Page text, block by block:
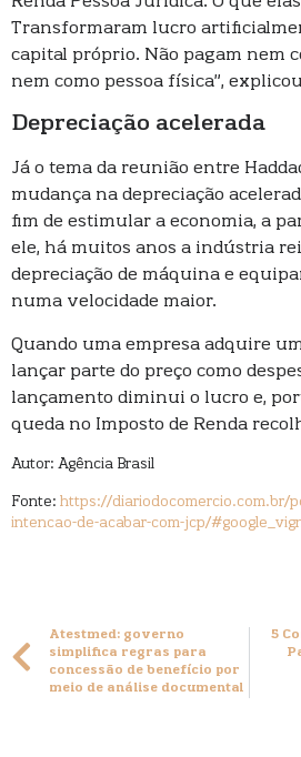
Transformaram lucro
capital próprio. Não pagam nem
nem como pessoa física”,
Depreciação acelerada
Já o tema da reunião entre
mudança na depreciação
fim de estimular a economia, a
ele, há muitos anos a indústria
depreciação de máquina e
numa velocidade maior.
Quando uma empresa adquire
lançar parte do preço como
lançamento diminui o lucro e,
queda no Imposto de Renda
Autor: Agência Brasil
Fonte: https://diariodocomercio.com.br/
intencao-de-acabar-com-jcp/
Atestmed: governo
simplifica regras para
concessão de benefício por
meio de análise documental
5